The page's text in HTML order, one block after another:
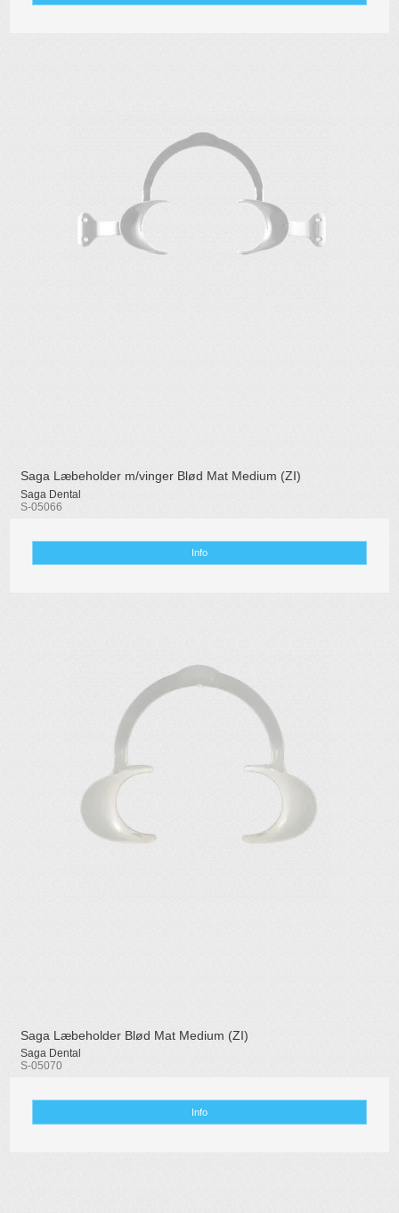
Saga Læbeholder m/vinger Blød Mat Medium (ZI)
Saga Dental
S-05066
Info
Saga Læbeholder Blød Mat Medium (ZI)
Saga Dental
S-05070
Info